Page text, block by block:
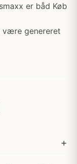
er båd Køb
være genereret